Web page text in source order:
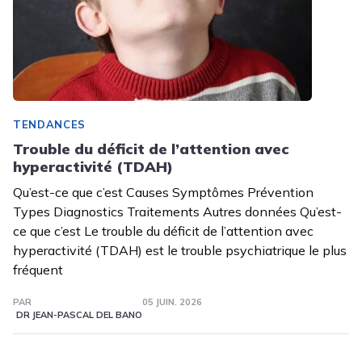
TENDANCES
Trouble du déficit de l’attention avec
hyperactivité (TDAH)
Qu’est-ce que c’est Causes Symptômes Prévention
Types Diagnostics Traitements Autres données Qu’est-
ce que c’est Le trouble du déficit de l’attention avec
hyperactivité (TDAH) est le trouble psychiatrique le plus
fréquent
PAR
DR JEAN-PASCAL DEL BANO
05 JUIN. 2026